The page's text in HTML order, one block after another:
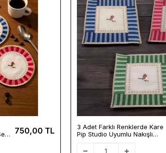
750,00 TL
3 Adet Farklı Renklerde Kare
Pip Studio Uyumlu Nakışlı
Love Bird Detaylı Kokteyl
Sunum Peçetesi